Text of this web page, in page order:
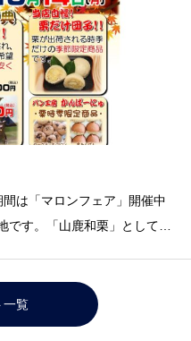
は「マロンフェア」開催中
です。「山鹿和栗」として認
、お菓子
一覧